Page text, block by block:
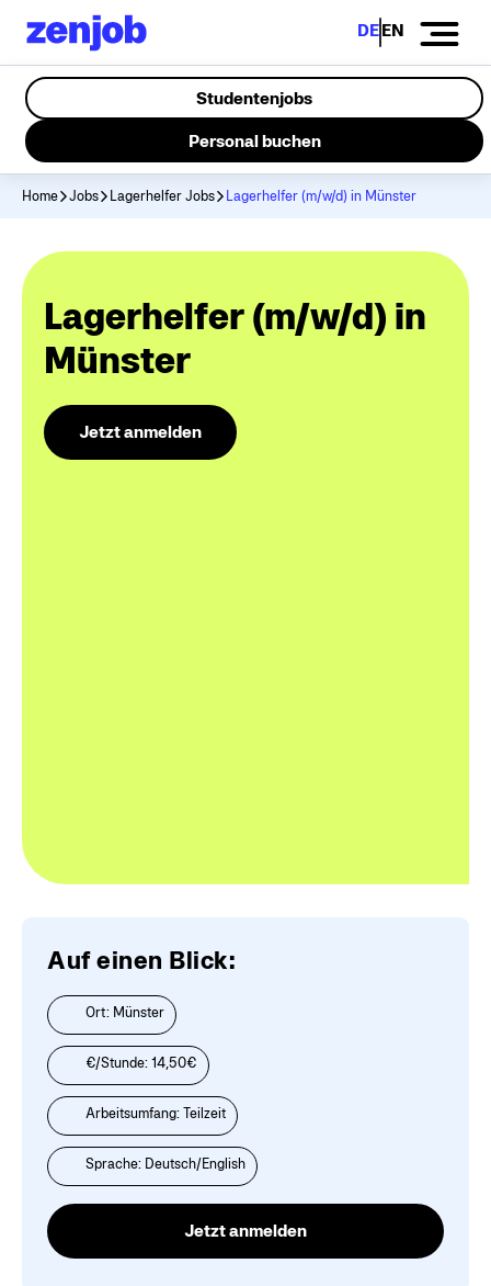
DEEN
Studentenjobs
Personal buchen
Home Jobs Lagerhelfer Jobs Lagerhelfer (m/w/d) in Münster
Lagerhelfer (m/w/d) in
Münster
Jetzt anmelden
Auf einen Blick:
Ort: Münster
€/Stunde: 14,50€
Arbeitsumfang: Teilzeit
Sprache: Deutsch/English
Jetzt anmelden